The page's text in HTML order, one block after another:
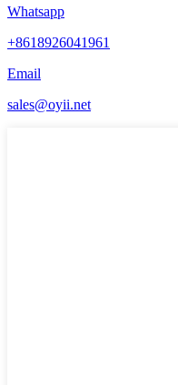
Whatsapp
+8618926041961
Email
sales@oyii.net